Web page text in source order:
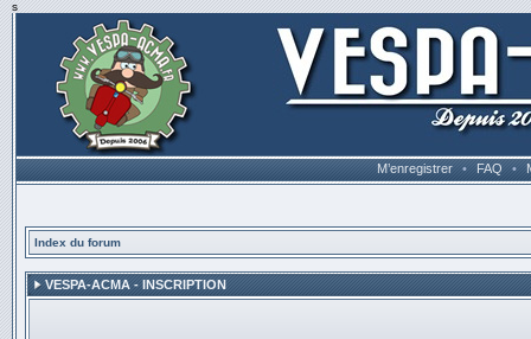
s
M’enregistrer • FAQ •
Index du forum
VESPA-ACMA - INSCRIPTION